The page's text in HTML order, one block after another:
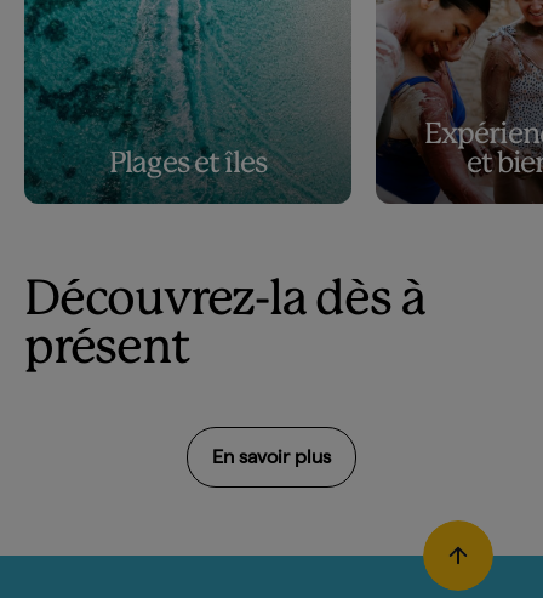
Plages et îles
et
Découvrez-la dès à
présent
En savoir plus